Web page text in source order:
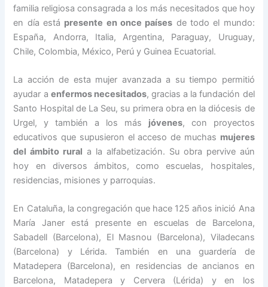
familia religiosa consagrada a los más necesitados que hoy
en día está presente en once países de todo el mundo:
España, Andorra, Italia, Argentina, Paraguay, Uruguay,
Chile, Colombia, México, Perú y Guinea Ecuatorial.
La acción de esta mujer avanzada a su tiempo permitió
ayudar a enfermos necesitados, gracias a la fundación del
Santo Hospital de La Seu, su primera obra en la diócesis de
Urgel, y también a los más jóvenes, con proyectos
educativos que supusieron el acceso de muchas mujeres
del ámbito rural a la alfabetización. Su obra pervive aún
hoy en diversos ámbitos, como escuelas, hospitales,
residencias, misiones y parroquias.
En Cataluña, la congregación que hace 125 años inició Ana
María Janer está presente en escuelas de Barcelona,
Sabadell (Barcelona), El Masnou (Barcelona), Viladecans
(Barcelona) y Lérida. También en una guardería de
Matadepera (Barcelona), en residencias de ancianos en
Barcelona, Matadepera y Cervera (Lérida) y en los